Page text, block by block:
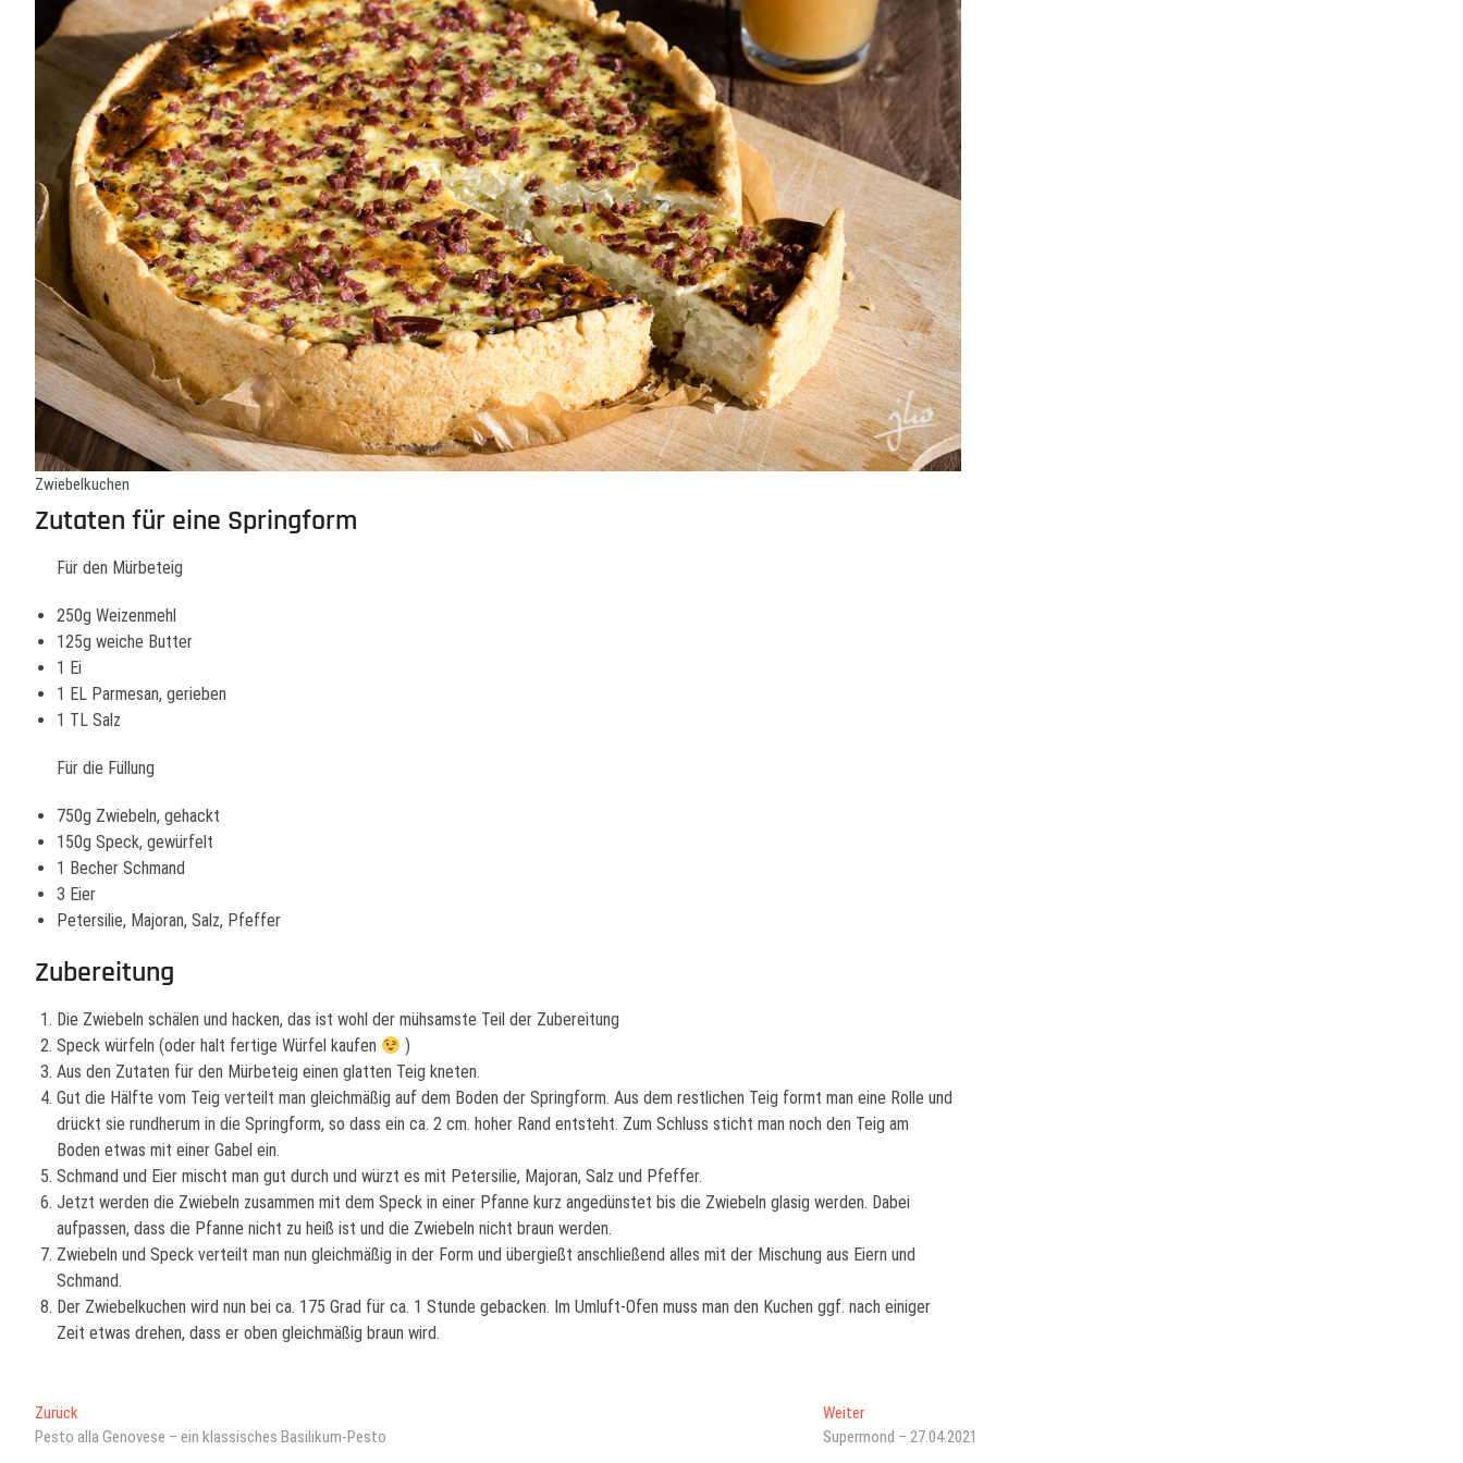
Zwiebelkuchen
Zutaten für eine Springform
Für den Mürbeteig
250g Weizenmehl
125g weiche Butter
1 Ei
1 EL Parmesan, gerieben
1 TL Salz
Für die Füllung
750g Zwiebeln, gehackt
150g Speck, gewürfelt
1 Becher Schmand
3 Eier
Petersilie, Majoran, Salz, Pfeffer
Zubereitung
Die Zwiebeln schälen und hacken, das ist wohl der mühsamste Teil der Zubereitung
Speck würfeln (oder halt fertige Würfel kaufen
)
Aus den Zutaten für den Mürbeteig einen glatten Teig kneten.
Gut die Hälfte vom Teig verteilt man gleichmäßig auf dem Boden der Springform. Aus dem restlichen Teig formt man eine Rolle und
drückt sie rundherum in die Springform, so dass ein ca. 2 cm. hoher Rand entsteht. Zum Schluss sticht man noch den Teig am
Boden etwas mit einer Gabel ein.
Schmand und Eier mischt man gut durch und würzt es mit Petersilie, Majoran, Salz und Pfeffer.
Jetzt werden die Zwiebeln zusammen mit dem Speck in einer Pfanne kurz angedünstet bis die Zwiebeln glasig werden. Dabei
aufpassen, dass die Pfanne nicht zu heiß ist und die Zwiebeln nicht braun werden.
Zwiebeln und Speck verteilt man nun gleichmäßig in der Form und übergießt anschließend alles mit der Mischung aus Eiern und
Schmand.
Der Zwiebelkuchen wird nun bei ca. 175 Grad für ca. 1 Stunde gebacken. Im Umluft-Ofen muss man den Kuchen ggf. nach einiger
Zeit etwas drehen, dass er oben gleichmäßig braun wird.
Beitragsnavigation
Zurück
post:
Pesto alla Genovese – ein klassisches Basilikum-Pesto
WeiterNächster
Artikel:
Supermond – 27.04.2021